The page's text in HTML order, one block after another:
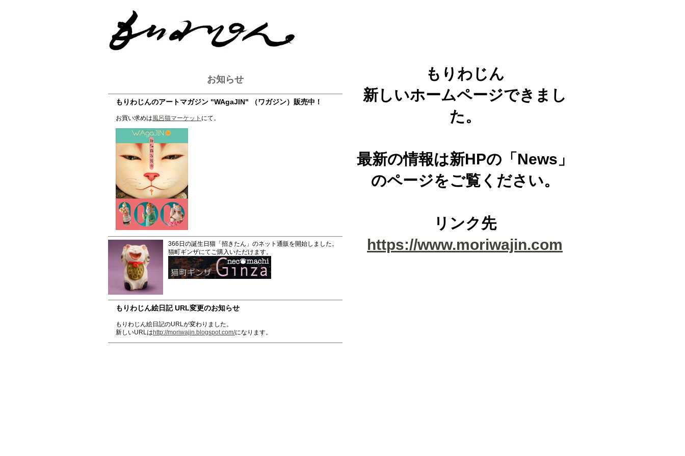
もりわじん
新しいホームページできまし
た。
最新の情報は新HPの「News」
のページをご覧ください。
リンク先
https://www.moriwajin.com
お知らせ
もりわじんのアートマガジン "WAgaJIN" （ワガジン）販売中！
お買い求めは風呂猫マーケット にて。
366日の誕生日猫「招きたん」のネット通販を開始しました。
猫町ギンザにてご購入いただけます。
もりわじん絵日記 URL変更のお知らせ
もりわじん絵日記のURLが変わりました。
新しいURLは http://moriwajin.blogspot.com/になります。